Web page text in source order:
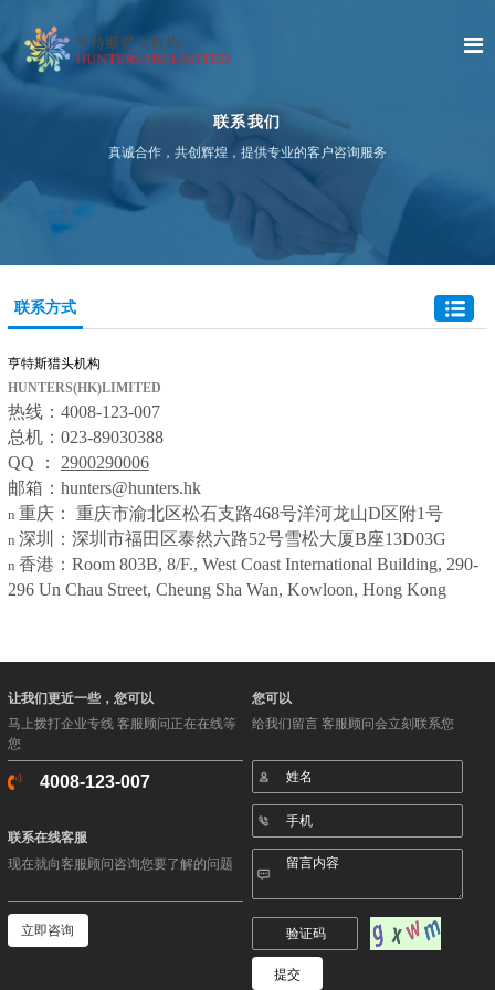
联系我们
真诚合作，共创辉煌，提供专业的客户咨询服务
联系方式
亨特斯猎头机构
HUNTERS(HK)LIMITED
热线：4008-123-007
总机：023-89030388
QQ ： 2900290006
邮箱：hunters@hunters.hk
n 重庆： 重庆市渝北区松石支路468号洋河龙山D区附1号
n 深圳：深圳市福田区泰然六路52号雪松大厦B座13D03G
n 香港：Room 803B, 8/F., West Coast International Building, 290-
296 Un Chau Street, Cheung Sha Wan, Kowloon, Hong Kong
让我们更近一些，您可以
马上拨打企业专线 客服顾问正在在线等
您
4008-123-007
联系在线客服
现在就向客服顾问咨询您要了解的问题
立即咨询
您可以
给我们留言 客服顾问会立刻联系您